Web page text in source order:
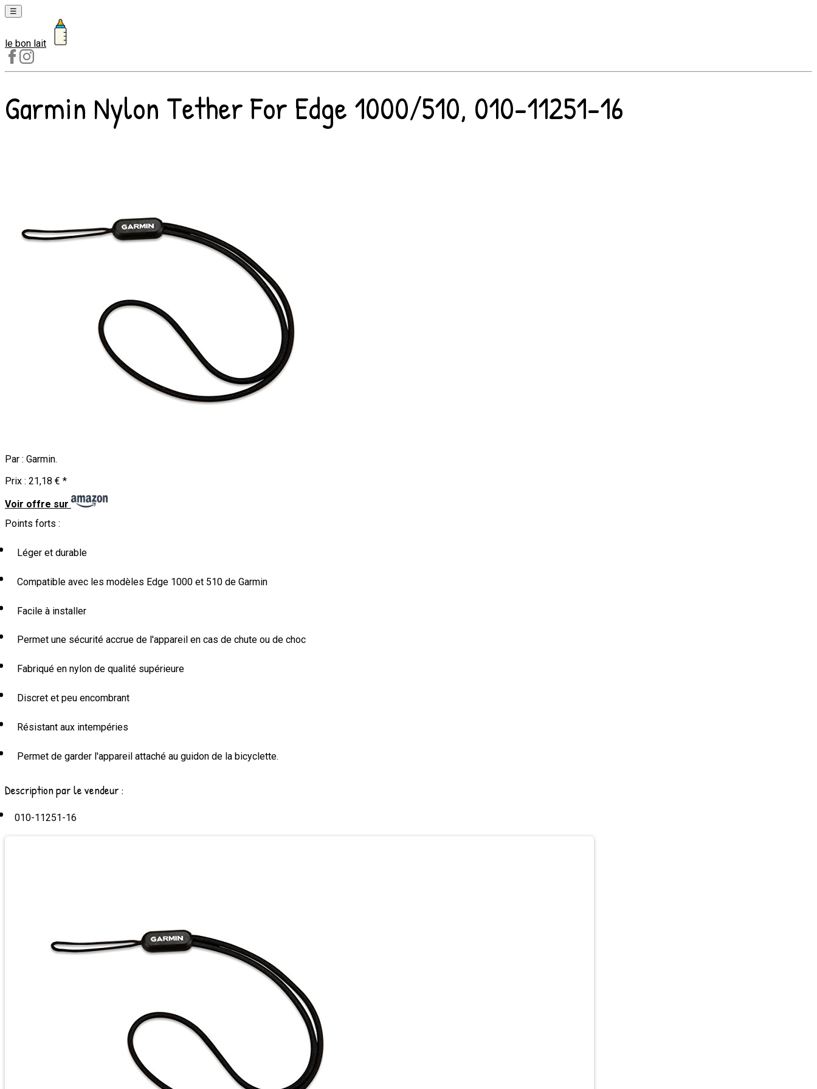
☰
Laits
1er
âge
2e
le bon lait
Garmin Nylon Tether For Edge 1000/510, 010-11251-16
Par : Garmin.
Prix : 21,18 € *
Voir offre sur
Points forts :
Léger et durable
Compatible avec les modèles Edge 1000 et 510 de Garmin
Facile à installer
Permet une sécurité accrue de l'appareil en cas de chute ou de choc
Fabriqué en nylon de qualité supérieure
Discret et peu encombrant
Résistant aux intempéries
Permet de garder l'appareil attaché au guidon de la bicyclette.
Description par le vendeur :
010-11251-16